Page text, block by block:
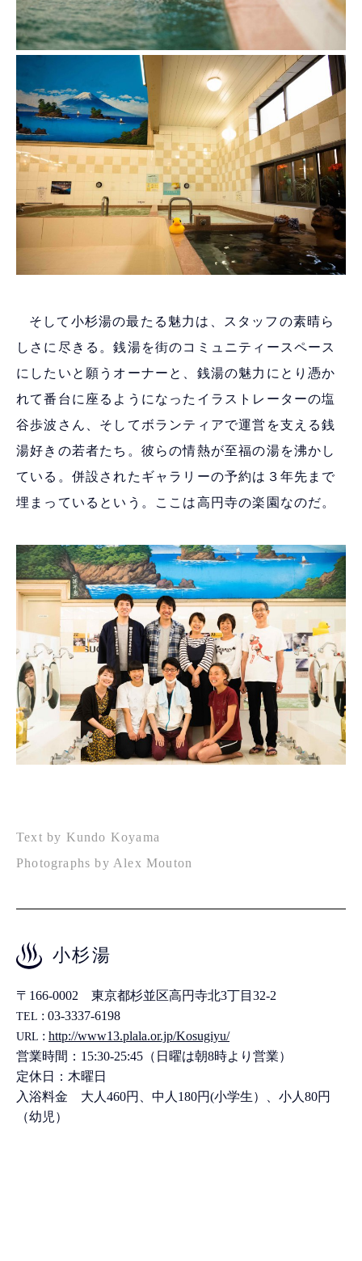
そして小杉湯の最たる魅力は、スタッフの素晴ら
しさに尽きる。銭湯を街のコミュニティースペース
にしたいと願うオーナーと、銭湯の魅力にとり憑か
れて番台に座るようになったイラストレーターの塩
谷歩波さん、そしてボランティアで運営を支える銭
湯好きの若者たち。彼らの情熱が至福の湯を沸かし
ている。併設されたギャラリーの予約は３年先まで
埋まっているという。ここは高円寺の楽園なのだ。
Text by Kundo Koyama
Photographs by Alex Mouton
小杉湯
〒166-0002 東京都杉並区高円寺北3丁目32-2
TEL : 03-3337-6198
URL : http://www13.plala.or.jp/Kosugiyu/
営業時間：15:30-25:45（日曜は朝8時より営業）
定休日：木曜日
入浴料金 大人460円、中人180円(小学生）、小人80円
（幼児）